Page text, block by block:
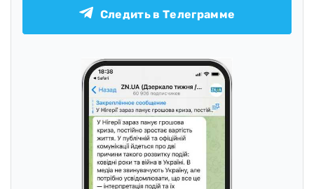
Следить в Телеграмме